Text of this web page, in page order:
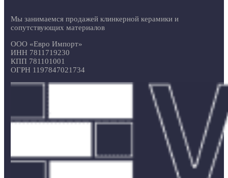
Мы занимаемся продажей клинкерной керамики и
сопутствующих материалов
ООО «Евро Импорт»
ИНН 7811719230
КПП 781101001
ОГРН 1197847021734